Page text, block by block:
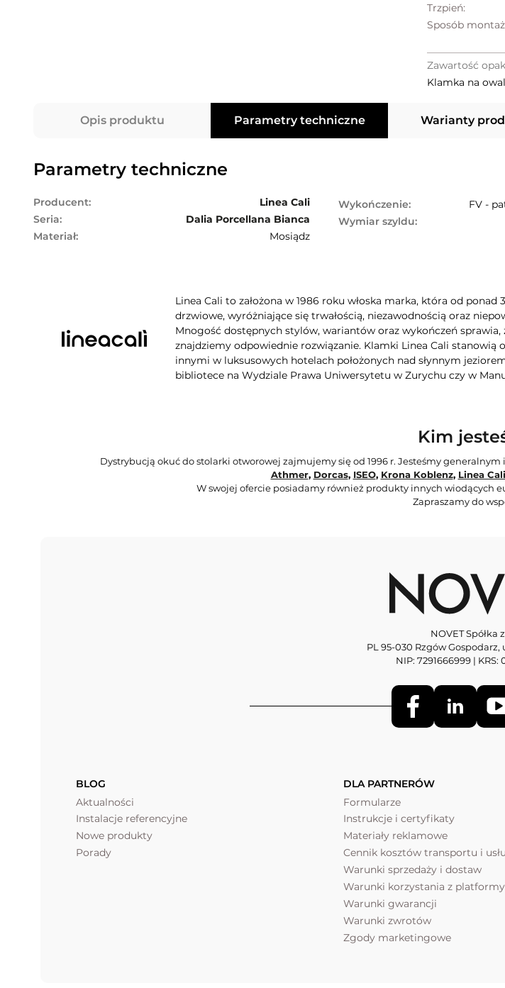
Trzpień:
Sposób
Zawartość
Klamka na
Opis produktu Parametry techniczne Warianty
Parametry techniczne
Producent:
Linea Cali
Seria:
Dalia Porcellana Bianca
Materiał:
Mosiądz
Wykończenie:
FV -
Wymiar szyldu:
Linea Cali to założona w 1986 roku włoska marka, która od
drzwiowe, wyróżniające się trwałością, niezawodnością oraz
Mnogość dostępnych stylów, wariantów oraz wykończeń
znajdziemy odpowiednie rozwiązanie. Klamki Linea Cali
innymi w luksusowych hotelach położonych nad słynnym
bibliotece na Wydziale Prawa Uniwersytetu w Zurychu czy w
Kim
Dystrybucją okuć do stolarki otworowej zajmujemy się od 1996 r. Jesteśmy
Athmer, Dorcas, ISEO, Krona Koblenz, Linea Cali
W swojej ofercie posiadamy również produkty innych wiodących
Zapraszamy do
NOVET Spółka
PL 95-030 Rzgów Gospodarz,
NIP: 7291666999 | KRS:
BLOG
Aktualności
Instalacje referencyjne
Nowe produkty
Porady
DLA PARTNERÓW
Formularze
Instrukcje i certyfikaty
Materiały reklamowe
Cennik kosztów transportu i
Warunki sprzedaży i dostaw
Warunki korzystania z platformy
Warunki gwarancji
Warunki zwrotów
Zgody marketingowe